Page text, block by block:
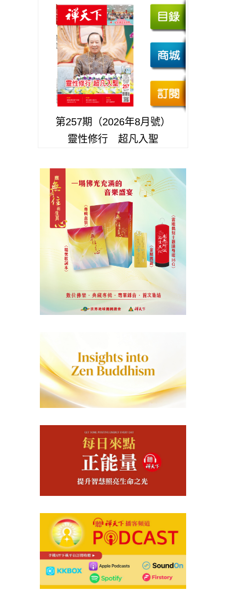
第257期（2026年8月號）
靈性修行 超凡入聖